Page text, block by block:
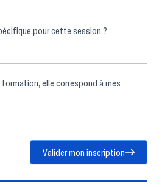
Avez-vous une demande spécifique pour cette session ?
Valider mon inscription